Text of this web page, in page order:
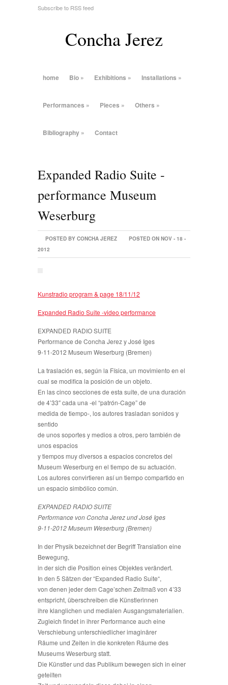
Subscribe to RSS feed
Concha Jerez
home Bio » Exhibitions » Installations »
Performances » Pieces » Others »
Bibliography » Contact
Expanded Radio Suite -
performance Museum
Weserburg
POSTED BY CONCHA JEREZ
POSTED ON NOV - 18 -
2012
Kunstradio program & page 18/11/12
Expanded Radio Suite -video performance
EXPANDED RADIO SUITE
Performance de Concha Jerez y José Iges
9-11-2012 Museum Weserburg (Bremen)
La traslación es, según la Física, un movimiento en el
cual se modifica la posición de un objeto.
En las cinco secciones de esta suite, de una duración
de 4’33″ cada una -el “patrón-Cage” de
medida de tiempo-, los autores trasladan sonidos y
sentido
de unos soportes y medios a otros, pero también de
unos espacios
y tiempos muy diversos a espacios concretos del
Museum Weserburg en el tiempo de su actuación.
Los autores convirtieren así un tiempo compartido en
un espacio simbólico común.
EXPANDED RADIO SUITE
Performance von Concha Jerez und José Iges
9-11-2012 Museum Weserburg (Bremen)
In der Physik bezeichnet der Begriff Translation eine
Bewegung,
in der sich die Position eines Objektes verändert.
In den 5 Sätzen der “Expanded Radio Suite“,
von denen jeder dem Cage’schen Zeitmaß von 4’33
entspricht, überschreiben die Künstlerinnen
ihre klanglichen und medialen Ausgangsmaterialien.
Zugleich findet in ihrer Performance auch eine
Verschiebung unterschiedlicher imaginärer
Räume und Zeiten in die konkreten Räume des
Museums Weserburg statt.
Die Künstler und das Publikum bewegen sich in einer
geteilten